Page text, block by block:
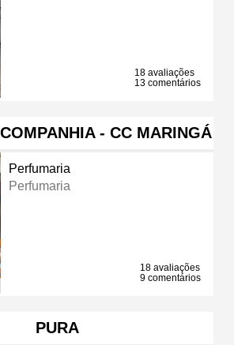
18 avaliações
13 comentários
- CC MARINGÁ
Perfumaria
Perfumaria
18 avaliações
9 comentários
PURA